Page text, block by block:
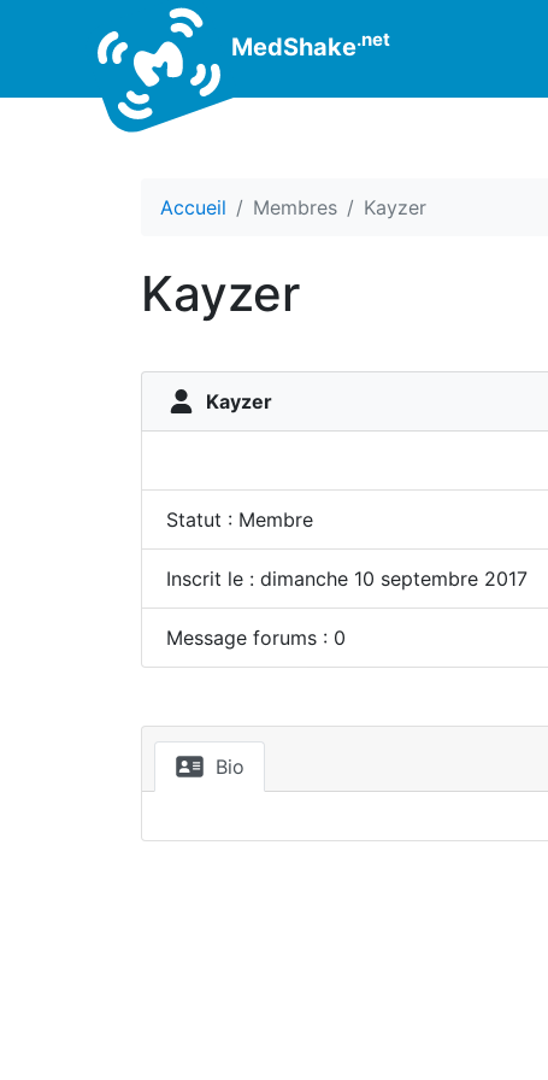
MedShake.net
Accueil Membres Kayzer
Kayzer
Kayzer
Statut : Membre
Inscrit le : dimanche 10 septembre 2017
Message forums : 0
Bio